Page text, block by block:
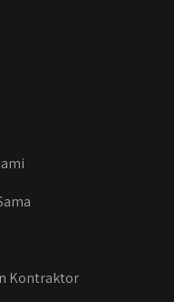
Kontraktor